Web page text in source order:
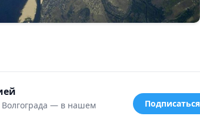
— в нашем
Подписаться